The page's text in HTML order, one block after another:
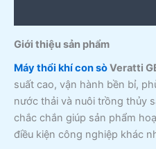
Giới thiệu sản phẩm
Máy thổi khí con sòVeratti
suất cao, vận hành bền bỉ,
nước thải và nuôi trồng thủy
chắc chắn giúp sản phẩm
điều kiện công nghiệp khác